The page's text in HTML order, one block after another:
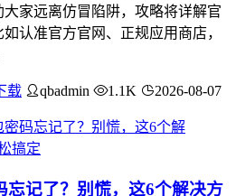
家远离仿冒陷阱，攻略将详解官
认准官方官网、正规应用商店，
载 qbadmin 1.1K 2026-08-07
忘记了？别慌，这6个解决方